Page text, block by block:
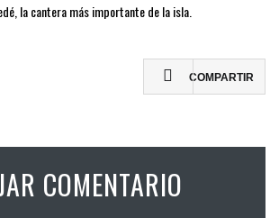
la cantera más importante de la isla.
COMPARTIR
COMENTARIO